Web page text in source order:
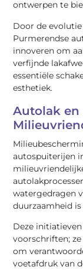
ontwerpen te
Door de
Purmerendse
innoveren om
verfijnde
essentiële
esthetiek.
Autolak
autospuiterijen
watergedragen
duurzaamheid
Deze
voorschriften;
om
voetafdruk van